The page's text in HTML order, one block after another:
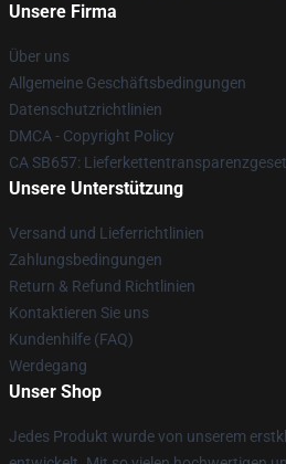
Unsere Firma
Über uns
Allgemeine Geschäftsbedingungen
Datenschutzrichtlinien
DMCA - Copyright Policy
CA SB657:
Unsere Unterstützung
Versand und Lieferrichtlinien
Zahlungsbedingungen
Return & Refund Richtlinien
Kontaktieren Sie uns
Kundenhilfe (FAQ)
Werdegang
Unser Shop
Jedes Produkt wurde von unserem